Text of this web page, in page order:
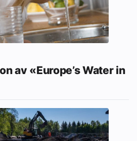
av «Europe’s Water in